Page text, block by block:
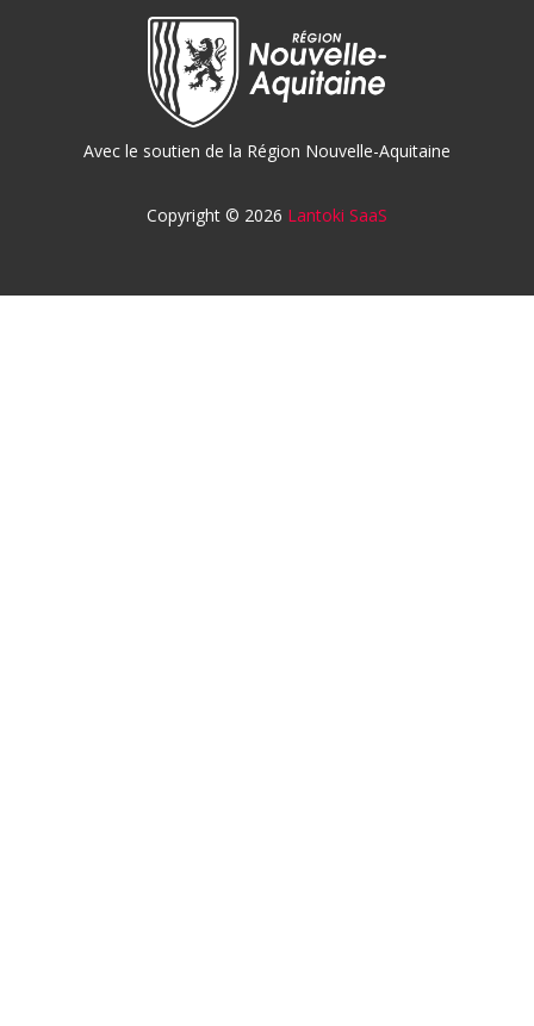
Avec le soutien de la Région Nouvelle-Aquitaine
Copyright © 2026 Lantoki SaaS